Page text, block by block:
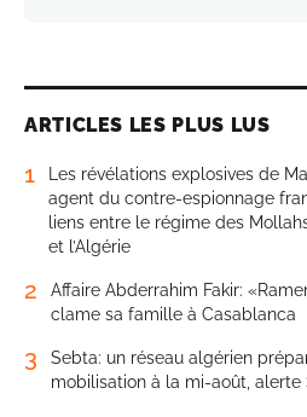
ARTICLES LES PLUS LUS
1
Les révélations explosives de
agent du contre-espionnage
liens entre le régime des
et l’Algérie
2
Affaire Abderrahim Fakir:
clame sa famille à Casablanca
3
Sebta: un réseau algérien
mobilisation à la mi-août, alerte